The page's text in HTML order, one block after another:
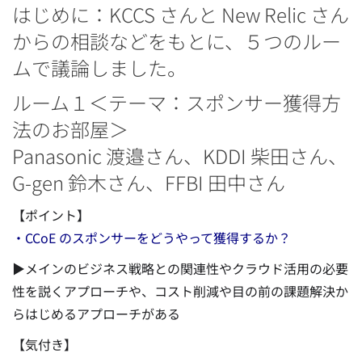
はじめに：KCCS さんと New Relic さん
からの相談などをもとに、５つのルー
ムで議論しました。
ルーム１＜テーマ：スポンサー獲得方
法のお部屋＞
Panasonic 渡邉さん、KDDI 柴田さん、
G-gen 鈴木さん、FFBI 田中さん
【ポイント】
・CCoE のスポンサーをどうやって獲得するか？
▶メインのビジネス戦略との関連性やクラウド活用の必要
性を説くアプローチや、コスト削減や目の前の課題解決か
らはじめるアプローチがある
【気付き】